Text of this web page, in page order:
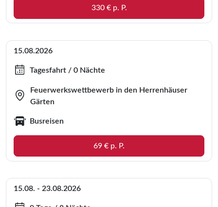
330 € p. P.
15.08.2026
Tagesfahrt / 0 Nächte
Feuerwerkswettbewerb in den Herrenhäuser
Gärten
Busreisen
69 € p. P.
15.08. - 23.08.2026